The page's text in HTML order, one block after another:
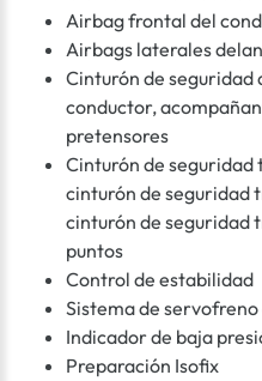
Airbag frontal del
Airbags laterales
Cinturón de
conductor,
pretensores
Cinturón de seguridad
cinturón de seguridad
cinturón de seguridad
puntos
Control de estabilidad
Sistema de
Indicador de baja
Preparación Isofix